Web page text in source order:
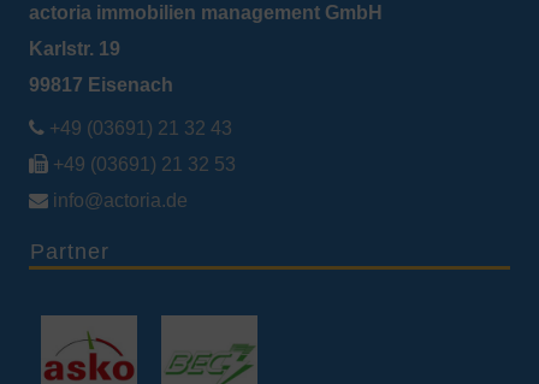
actoria immobilien management GmbH
Karlstr. 19
99817 Eisenach
 +49 (03691) 21 32 43
 +49 (03691) 21 32 53
 info@actoria.de
Partner